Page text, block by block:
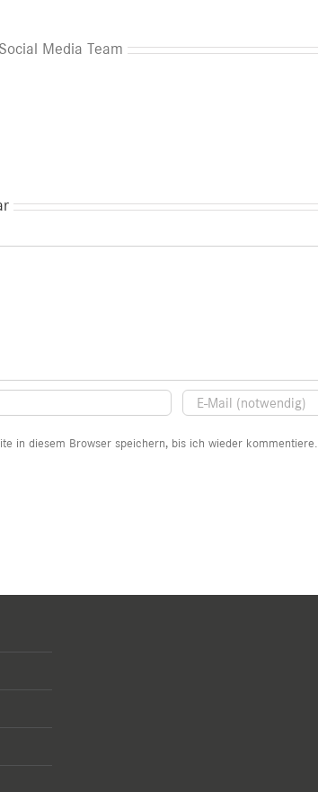
Media Team
in diesem Browser speichern, bis ich wieder kommentiere.